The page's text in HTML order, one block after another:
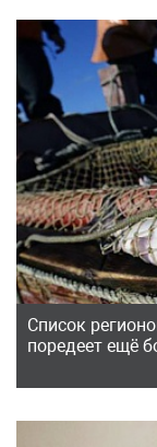
Список
поредеет ещё